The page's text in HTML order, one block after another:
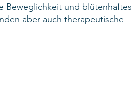
Beweglichkeit und blütenhaftes
aber auch therapeutische